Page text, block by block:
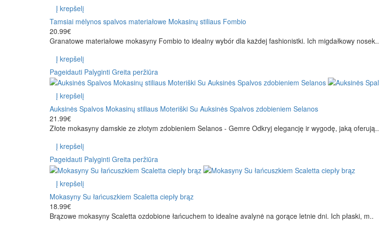
Į krepšelį
Tamsiai mėlynos spalvos materiałowe Mokasinų stiliaus Fombio
20.99€
Granatowe materiałowe mokasyny Fombio to idealny wybór dla każdej fashionistki. Ich migdałkowy nosek..
Į krepšelį
Pageidauti Palyginti Greita peržiūra
Į krepšelį
Auksinės Spalvos Mokasinų stiliaus Moteriški Su Auksinės Spalvos zdobieniem Selanos
21.99€
Złote mokasyny damskie ze złotym zdobieniem Selanos - Gemre Odkryj elegancję ir wygodę, jaką oferują..
Į krepšelį
Pageidauti Palyginti Greita peržiūra
Į krepšelį
Mokasyny Su łańcuszkiem Scaletta ciepły brąz
18.99€
Brązowe mokasyny Scaletta ozdobione łańcuchem to idealne avalynė na gorące letnie dni. Ich płaski, m..